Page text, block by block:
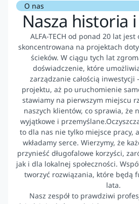
O nas
Nasza historia
ALFA-TECH od ponad 20 lat
skoncentrowana na projektach
ścieków. W ciągu tych lat
doświadczenie, które
zarządzanie całością inwestycji
projektu, aż po uruchomienie
stawiamy na pierwszym miejscu
naszych klientów, co sprawia, że
wyjątkowe i
to dla nas nie tylko miejsce pracy,
wkładamy serce. Wierzymy, że
przynieść długofalowe korzyści,
jak i dla lokalnej społeczności.
tworzyć rozwiązania, które będą
lata.
Nasz zespół to prawdziwi